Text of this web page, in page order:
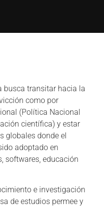
busca transitar hacia la
como por
(Política Nacional
científica) y estar
globales donde el
adoptado en
softwares, educación
e investigación
de estudios permee y